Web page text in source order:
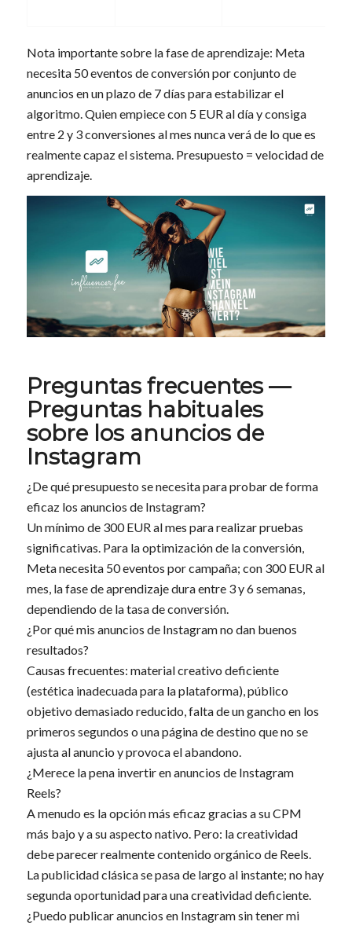
Nota importante sobre la fase de aprendizaje: Meta
necesita 50 eventos de conversión por conjunto de
anuncios en un plazo de 7 días para estabilizar el
algoritmo. Quien empiece con 5 EUR al día y consiga
entre 2 y 3 conversiones al mes nunca verá de lo que es
realmente capaz el sistema. Presupuesto = velocidad de
aprendizaje.
Preguntas frecuentes —
Preguntas habituales
sobre los anuncios de
Instagram
¿De qué presupuesto se necesita para probar de forma
eficaz los anuncios de Instagram?
Un mínimo de 300 EUR al mes para realizar pruebas
significativas. Para la optimización de la conversión,
Meta necesita 50 eventos por campaña; con 300 EUR al
mes, la fase de aprendizaje dura entre 3 y 6 semanas,
dependiendo de la tasa de conversión.
¿Por qué mis anuncios de Instagram no dan buenos
resultados?
Causas frecuentes: material creativo deficiente
(estética inadecuada para la plataforma), público
objetivo demasiado reducido, falta de un gancho en los
primeros segundos o una página de destino que no se
ajusta al anuncio y provoca el abandono.
¿Merece la pena invertir en anuncios de Instagram
Reels?
A menudo es la opción más eficaz gracias a su CPM
más bajo y a su aspecto nativo. Pero: la creatividad
debe parecer realmente contenido orgánico de Reels.
La publicidad clásica se pasa de largo al instante; no hay
segunda oportunidad para una creatividad deficiente.
¿Puedo publicar anuncios en Instagram sin tener mi